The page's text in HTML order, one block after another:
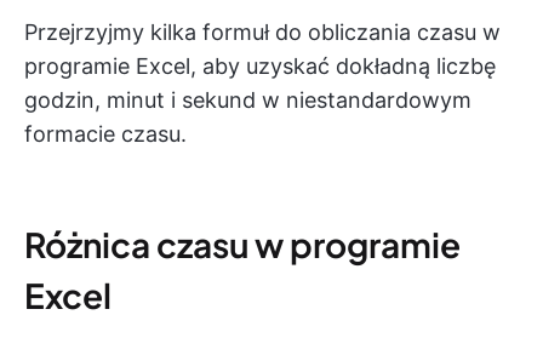
Przejrzyjmy kilka formuł do obliczania czasu w
programie Excel, aby uzyskać dokładną liczbę
godzin, minut i sekund w niestandardowym
formacie czasu.
Różnica czasu w programie
Excel